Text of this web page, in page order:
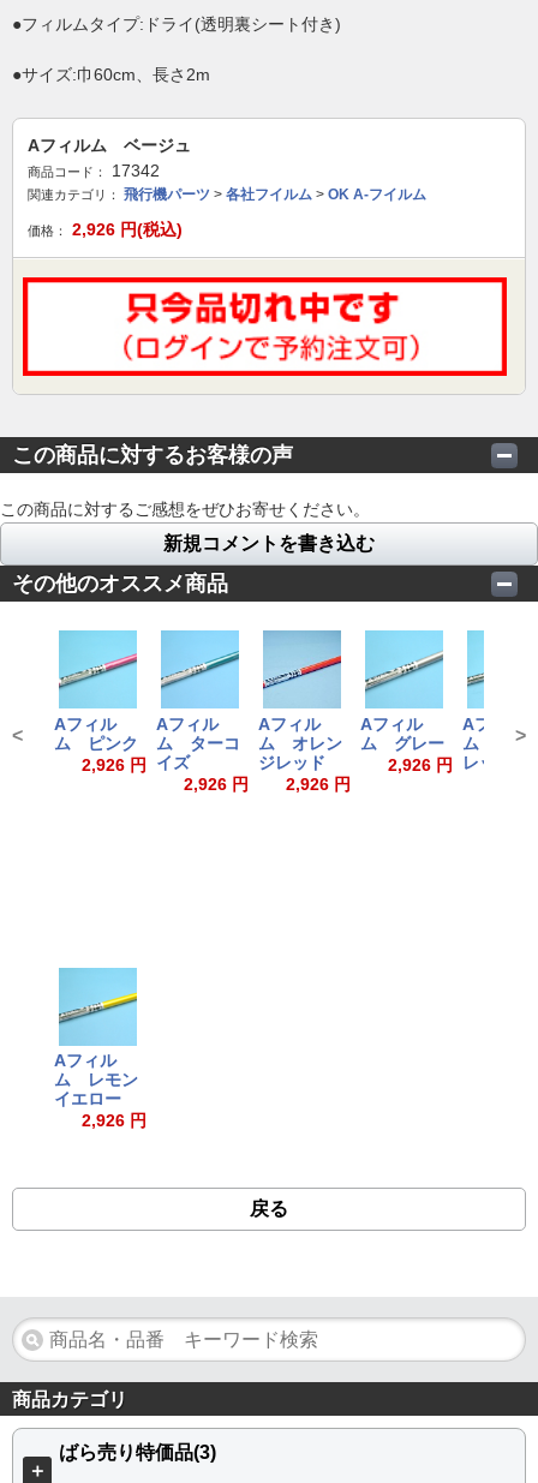
●フィルムタイプ:ドライ(透明裏シート付き)
●サイズ:巾60cm、長さ2m
Aフィルム ベージュ
商品コード： 17342
関連カテゴリ： 飛行機パーツ > 各社フイルム > OK A-フイルム
価格： 2,926 円(税込)
この商品に対するお客様の声
この商品に対するご感想をぜひお寄せください。
新規コメントを書き込む
その他のオススメ商品
Aフィル
ム ピンク
2,926 円
Aフィル
ム ターコ
イズ
2,926 円
Aフィル
ム オレン
ジレッド
2,926 円
Aフィル
ム グレー
2,926 円
Aフィル
ム バイ
レット
Aフィル
ム レモン
イエロー
2,926 円
< >
戻る
商品カテゴリ
＋
ばら売り特価品(3)